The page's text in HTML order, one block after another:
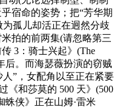
宿命的姿势；把“芳华期
孤儿却活正在迥然分歧
拍的前两集(请忽略第三
3：骑士兴起》(The
后。而海瑟薇扮演的窃贼
”，女配角以至正在紧要
《和莎莫的 500 天》(500
蛛侠》正在山姆·雷米